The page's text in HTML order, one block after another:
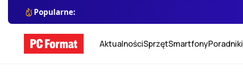
Popularne:
AktualnościSprzętSmartfonyPoradniki